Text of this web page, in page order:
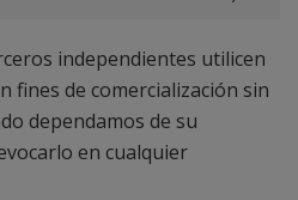
independientes utilicen
fines de comercialización sin
dependamos de su
en cualquier